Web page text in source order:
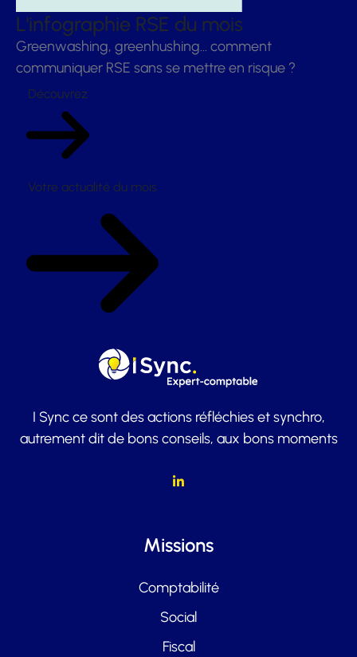
L'infographie RSE du mois
Greenwashing, greenhushing… comment
communiquer RSE sans se mettre en risque ?
Découvrez
Votre actualité du mois
I Sync ce sont des actions réfléchies et synchro,
autrement dit de bons conseils, aux bons moments
Missions
Comptabilité
Social
Fiscal